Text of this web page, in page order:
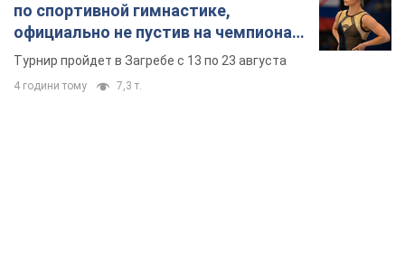
по спортивной гимнастике,
официально не пустив на чемпионат
Европы основных спортсменов
Турнир пройдет в Загребе с 13 по 23 августа
4 години тому 7,3 т.